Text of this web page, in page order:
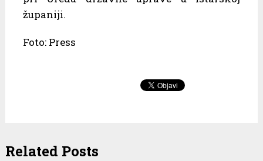
županiji.
Foto: Press
Related Posts